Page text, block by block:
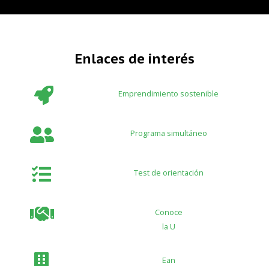
Enlaces de interés
Emprendimiento sostenible
Programa simultáneo
Test de orientación
Conoce
la U
Ean